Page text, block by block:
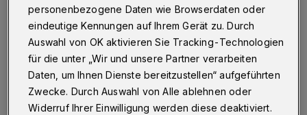
Wuppertal·Betr.: Zukunft des Elberfelder Kaufhof-
Gebäudes
01.07.2026 , 12:41 Uhr Eine Minute Lesezeit
personenbezogene Daten wie Browserdaten oder
eindeutige Kennungen auf Ihrem Gerät zu. Durch
Auswahl von OK aktivieren Sie Tracking-Technologien
für die unter „Wir und unsere Partner verarbeiten
Daten, um Ihnen Dienste bereitzustellen“ aufgeführten
Zwecke. Durch Auswahl von Alle ablehnen oder
Widerruf Ihrer Einwilligung werden diese deaktiviert.